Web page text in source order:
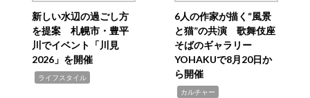
新しい水辺の過ごし方
を提案 札幌市・豊平
川でイベント「川見
2026」を開催
ライフスタイル
6人の作家が描く“風景
と猫”の共演 歌舞伎座
そばのギャラリー
YOHAKUで8月20日か
ら開催
カルチャー